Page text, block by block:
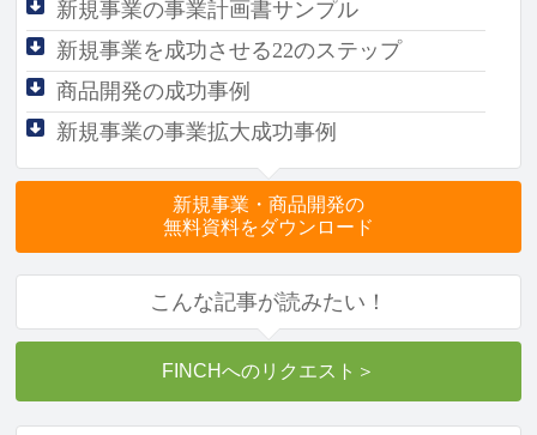
新規事業の事業計画書サンプル
新規事業を成功させる22のステップ
商品開発の成功事例
新規事業の事業拡大成功事例
新規事業・商品開発の
無料資料をダウンロード
こんな記事が読みたい！
FINCHへのリクエスト ＞